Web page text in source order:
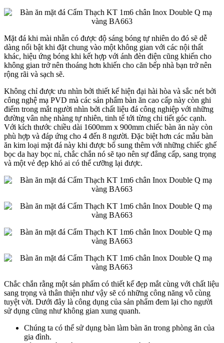
Mặt đá khi mài nhẵn có được độ sáng bóng tự nhiên do đó sẽ dễ
dàng nổi bật khi đặt chung vào một không gian với các nội thất
khác, hiệu ứng bóng khi kết hợp với ánh đèn điện cũng khiến cho
không gian trở nên thoáng hơn khiến cho căn bếp nhà bạn trở nên
rộng rãi và sạch sẽ.
Không chỉ được ưu nhìn bởi thiết kế hiện đại hài hòa và sắc nét bởi
công nghệ mạ PVD mà các sản phẩm bàn ăn cao cấp này còn ghi
điểm trong mắt người nhìn bởi chất liệu đá công nghiệp với những
đường vân nhẹ nhàng tự nhiên, tinh tế tới từng chi tiết góc cạnh.
Với kích thước chiều dài 1600mm x 900mm chiếc bàn ăn này còn
phù hợp và đáp ứng cho 4 đến 8 người. Đặc biệt hơn các mẫu bàn
ăn kim loại mặt đá này khi được bổ sung thêm với những chiếc ghế
bọc da hay bọc nỉ, chắc chắn nó sẽ tạo nên sự đẳng cấp, sang trọng
và một vẻ đẹp khó ai có thể cưỡng lại được.
Chắc chắn rằng một sản phẩm có thiết kế đẹp mắt cùng với chất liệu
sang trọng và thân thiện như vậy sẽ có những công năng vô cùng
tuyệt vời. Dưới đây là công dụng của sản phẩm đem lại cho người
sử dụng cũng như không gian xung quanh.
Chúng ta có thể sử dụng bàn làm bàn ăn trong phòng ăn của
gia đình.